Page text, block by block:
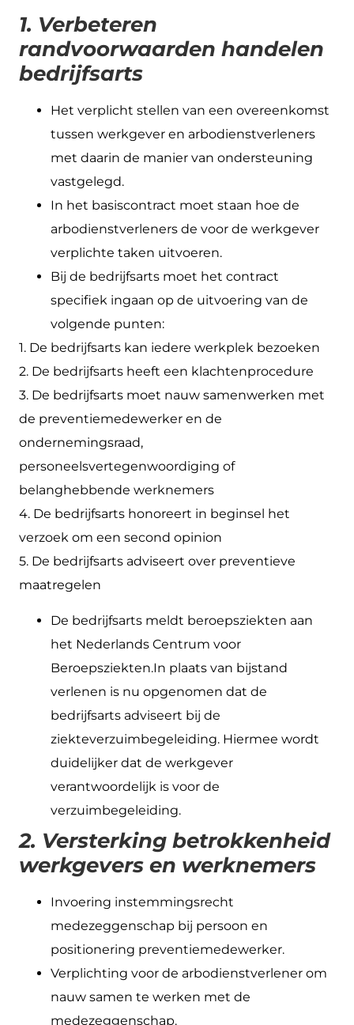
1. Verbeteren
randvoorwaarden handelen
bedrijfsarts
Het verplicht stellen van een overeenkomst
tussen werkgever en arbodienstverleners
met daarin de manier van ondersteuning
vastgelegd.
In het basiscontract moet staan hoe de
arbodienstverleners de voor de werkgever
verplichte taken uitvoeren.
Bij de bedrijfsarts moet het contract
specifiek ingaan op de uitvoering van de
volgende punten:
1. De bedrijfsarts kan iedere werkplek bezoeken
2. De bedrijfsarts heeft een klachtenprocedure
3. De bedrijfsarts moet nauw samenwerken met
de preventiemedewerker en de
ondernemingsraad,
personeelsvertegenwoordiging of
belanghebbende werknemers
4. De bedrijfsarts honoreert in beginsel het
verzoek om een second opinion
5. De bedrijfsarts adviseert over preventieve
maatregelen
De bedrijfsarts meldt beroepsziekten aan
het Nederlands Centrum voor
Beroepsziekten.In plaats van bijstand
verlenen is nu opgenomen dat de
bedrijfsarts adviseert bij de
ziekteverzuimbegeleiding. Hiermee wordt
duidelijker dat de werkgever
verantwoordelijk is voor de
verzuimbegeleiding.
2. Versterking betrokkenheid
werkgevers en werknemers
Invoering instemmingsrecht
medezeggenschap bij persoon en
positionering preventiemedewerker.
Verplichting voor de arbodienstverlener om
nauw samen te werken met de
medezeggenschap.